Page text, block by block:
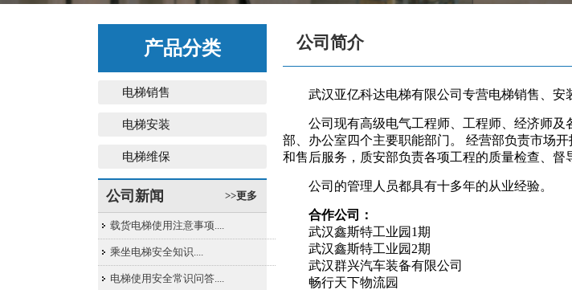
产品分类
电梯销售
电梯安装
电梯维保
公司新闻 >>更多
载货电梯使用注意事项....
乘坐电梯安全知识....
电梯使用安全常识问答....
公司简介
武汉亚亿科达电梯有限公司专营电梯销售、安
公司现有高级电气工程师、工程师、经济师及
部、办公室四个主要职能部门。 经营部负责市场
和售后服务，质安部负责各项工程的质量检查、督
公司的管理人员都具有十多年的从业经验。
合作公司：
武汉鑫斯特工业园1期
武汉鑫斯特工业园2期
武汉群兴汽车装备有限公司
畅行天下物流园